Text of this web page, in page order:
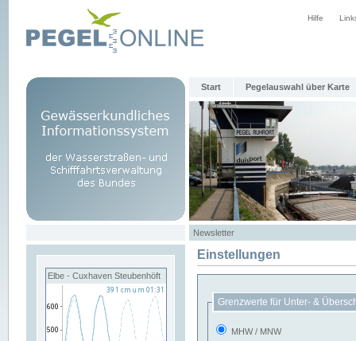
Hilfe
Start Pegelauswahl über Karte
Newsletter
Elbe - Cuxhaven Steubenhöft
Einstellungen
Grenzwerte für Unter- &
MHW / MNW